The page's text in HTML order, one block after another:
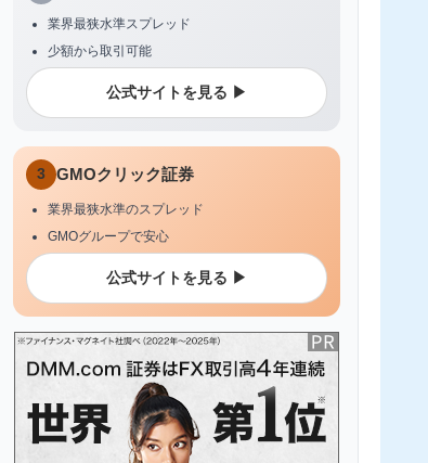
業界最狭水準スプレッド
少額から取引可能
公式サイトを見る ▶
3 GMOクリック証券
業界最狭水準のスプレッド
GMOグループで安心
公式サイトを見る ▶